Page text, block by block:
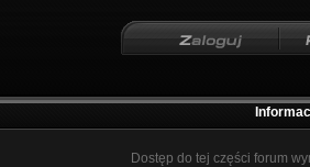
Dostęp do tej części forum